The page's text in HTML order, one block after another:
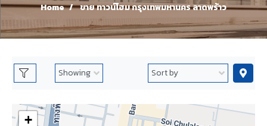
Home ขาย ทาวน์โฮม กรุงเทพมหานคร ลาดพร้าว
+